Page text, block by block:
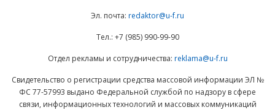
Эл. почта: redaktor@u-f.ru
Тел.: +7 (985) 990-99-90
Отдел рекламы и сотрудничества: reklama@u-f.ru
Свидетельство о регистрации средства массовой информации ЭЛ №
ФС 77-57993 выдано Федеральной службой по надзору в сфере
связи, информационных технологий и массовых коммуникаций